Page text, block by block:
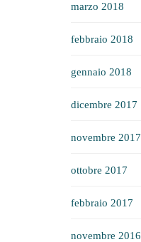
marzo 2018
febbraio 2018
gennaio 2018
dicembre 2017
novembre 2017
ottobre 2017
febbraio 2017
novembre 2016